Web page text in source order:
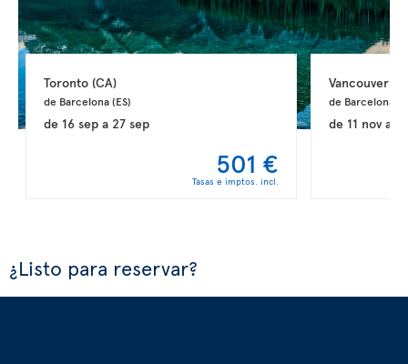
Toronto (CA)
de Barcelona (ES)
de 16 sepa 27 sep
501 €
Tasas e imptos. incl.
Vancouver
de Barcelona
de 11 nov a
¿Listo para reservar?